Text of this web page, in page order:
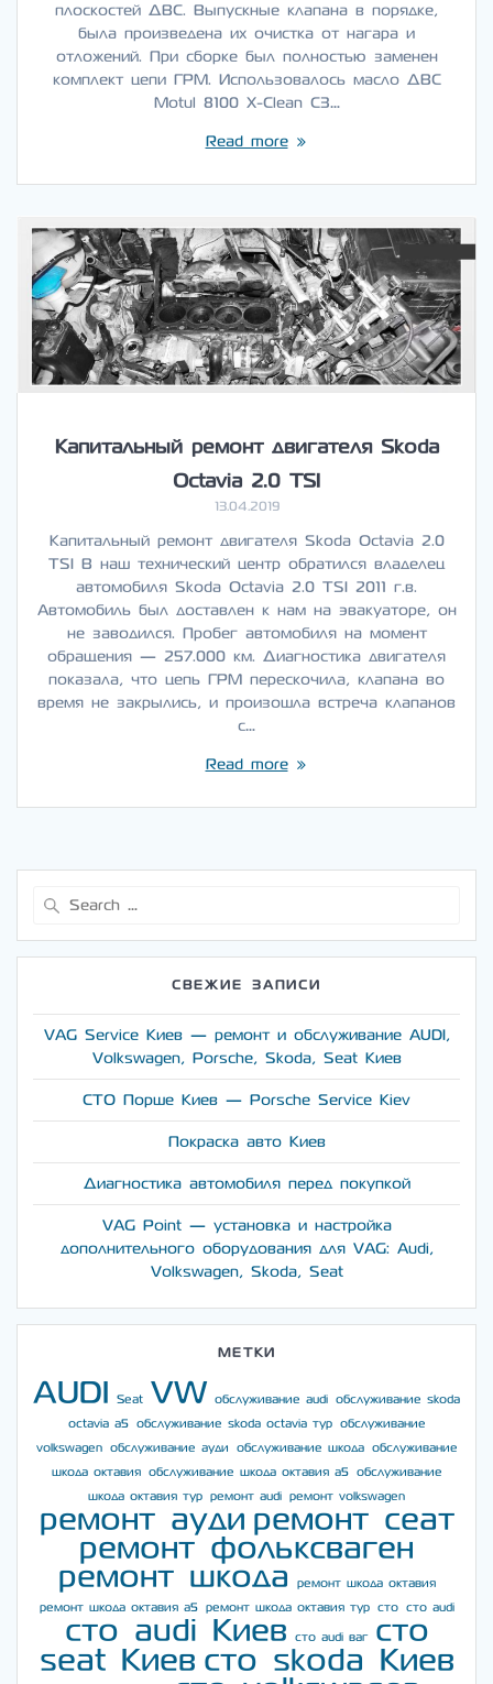
плоскостей ДВС. Выпускные клапана в порядке,
была произведена их очистка от нагара и
отложений. При сборке был полностью заменен
комплект цепи ГРМ. Использовалось масло ДВС
Motul 8100 X-Clean C3…
Read more
Капитальный ремонт двигателя Skoda
Octavia 2.0 TSI
13.04.2019
Капитальный ремонт двигателя Skoda Octavia 2.0
TSI В наш технический центр обратился владелец
автомобиля Skoda Octavia 2.0 TSI 2011 г.в.
Автомобиль был доставлен к нам на эвакуаторе, он
не заводился. Пробег автомобиля на момент
обращения — 257.000 км. Диагностика двигателя
показала, что цепь ГРМ перескочила, клапана во
время не закрылись, и произошла встреча клапанов
с…
Read more
СВЕЖИЕ ЗАПИСИ
VAG Service Киев — ремонт и обслуживание AUDI,
Volkswagen, Porsche, Skoda, Seat Киев
СТО Порше Киев — Porsche Service Kiev
Покраска авто Киев
Диагностика автомобиля перед покупкой
VAG Point — установка и настройка
дополнительного оборудования для VAG: Audi,
Volkswagen, Skoda, Seat
МЕТКИ
AUDI Seat VW обслуживание audi
обслуживание skoda
octavia a5
обслуживание skoda octavia тур
обслуживание
volkswagen
обслуживание ауди обслуживание шкода
обслуживание
шкода октавия
обслуживание шкода октавия а5
обслуживание
шкода октавия тур
ремонт audi ремонт volkswagen
ремонт ауди ремонт сеат
ремонт фольксваген
ремонт шкода
ремонт шкода октавия
ремонт шкода октавия а5
ремонт шкода октавия тур сто сто audi
сто audi Киев сто audi ваг
сто
seat Киев сто skoda Киев